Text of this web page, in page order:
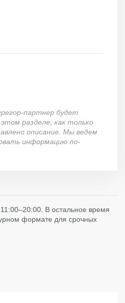
партнер будет
этом разделе, как только
описание. Мы ведем
информацию по-
В остальное время
формате для срочных